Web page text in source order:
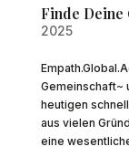
Finde Deine
2025
Gemeinschaft~
heutigen
aus vielen
eine